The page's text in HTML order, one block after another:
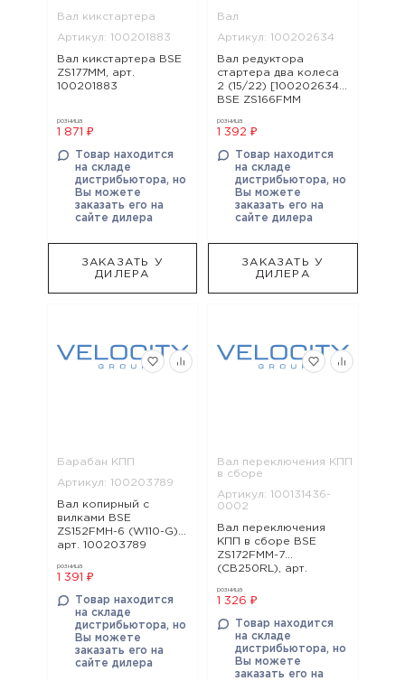
Вал кикстартера
Артикул: 100201883
Вал кикстартера BSE
ZS177MM, арт.
100201883
розница
1 871 ₽
Товар находится
на складе
дистрибьютора, но
Вы можете
заказать его на
сайте дилера
ЗАКАЗАТЬ У
ДИЛЕРА
Вал
Артикул: 100202634
Вал редуктора
стартера два колеса
2 (15/22) [100202634]
BSE ZS166FMM
100202634
розница
1 392 ₽
Товар находится
на складе
дистрибьютора, но
Вы можете
заказать его на
сайте дилера
ЗАКАЗАТЬ У
ДИЛЕРА
Барабан КПП
Артикул: 100203789
Вал копирный с
вилками BSE
ZS152FMH-6 (W110-G),
арт. 100203789
розница
1 391 ₽
Товар находится
на складе
дистрибьютора, но
Вы можете
заказать его на
сайте дилера
Вал переключения КПП
в сборе
Артикул: 100131436-
0002
Вал переключения
КПП в сборе BSE
ZS172FMM-7
(CB250RL), арт.
розница
1 326 ₽
Товар находится
на складе
дистрибьютора, но
Вы можете
заказать его на